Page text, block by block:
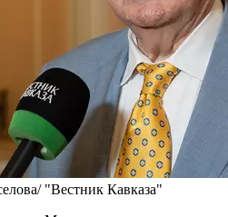
"Вестник Кавказа"